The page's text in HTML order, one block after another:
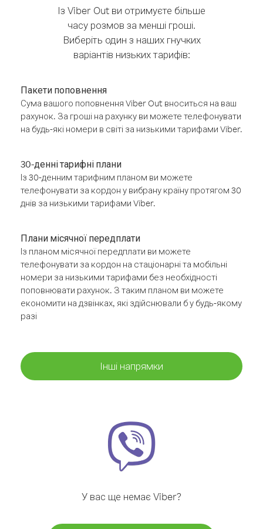
Із Viber Out ви отримуєте більше
часу розмов за менші гроші.
Виберіть один з наших гнучких
варіантів низьких тарифів:
Пакети поповнення
Сума вашого поповнення Viber Out вноситься на ваш
рахунок. За гроші на рахунку ви можете телефонувати
на будь-які номери в світі за низькими тарифами Viber.
30-денні тарифні плани
Із 30-денним тарифним планом ви можете
телефонувати за кордон у вибрану країну протягом 30
днів за низькими тарифами Viber.
Плани місячної передплати
Із планом місячної передплати ви можете
телефонувати за кордон на стаціонарні та мобільні
номери за низькими тарифами без необхідності
поповнювати рахунок. З таким планом ви можете
економити на дзвінках, які здійснювали б у будь-якому
разі
Інші напрямки
У вас ще немає Viber?